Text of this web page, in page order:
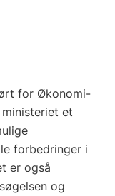
for Økonomi-
et
forbedringer i
er også
og